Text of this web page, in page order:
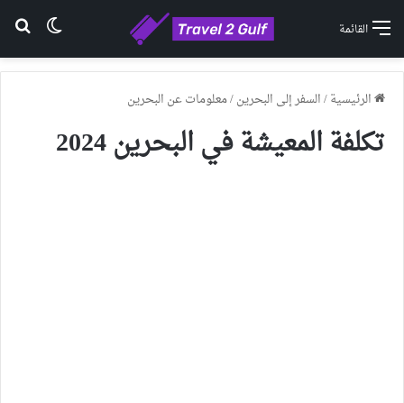
القائمة
الرئيسية/السفر إلى البحرين/معلومات عن البحرين
تكلفة المعيشة في البحرين 2024